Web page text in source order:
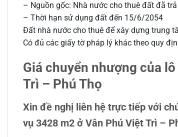
– Nguồn gốc: Nhà nước cho thuê đất đã
– Thời hạn sử dụng đất đến 15/6/2054
Đất nhà nước cho thuê để xây dựng trung
Có đủ các giấy tờ pháp lý khác theo quy
Giá chuyển nhượng của
Trì – Phú Thọ
Xin đề nghị liên hệ trực tiếp với
vụ 3428 m2 ở Vân Phú Việt Trì –